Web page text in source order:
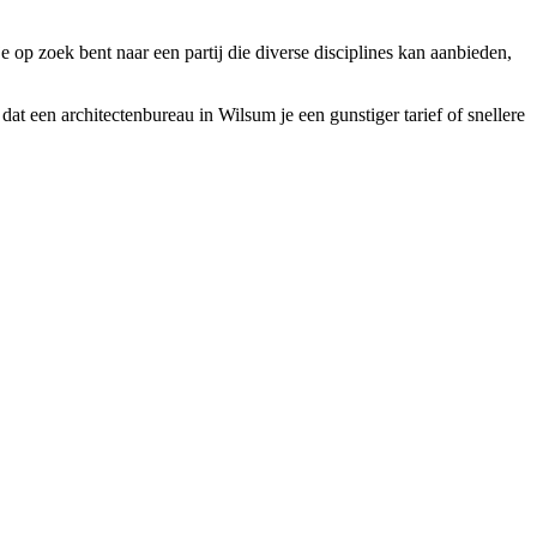
zoek bent naar een partij die diverse disciplines kan aanbieden,
een architectenbureau in Wilsum je een gunstiger tarief of snellere